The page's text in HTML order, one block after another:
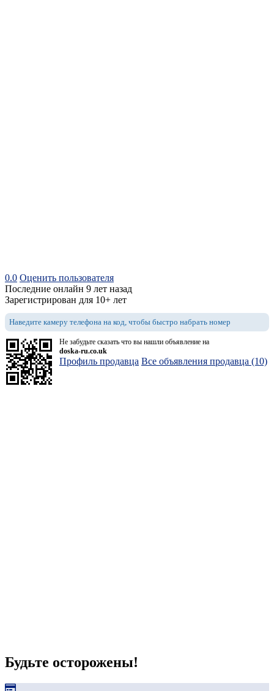
0.0 Оценить пользователя
Последние онлайн 9 лет назад
Зарегистрирован для 10+ лет
Наведите камеру телефона на код, чтобы быстро набрать номер
Не забудьте сказать что вы нашли объявление на
doska-ru.co.uk
Профиль продавца Все объявления продавца (10)
Будьте осторожены!